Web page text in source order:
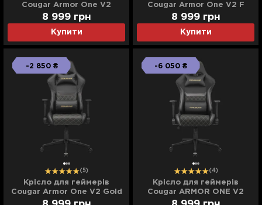
Cougar Armor One V2
(Black) (UA)
Купити
8 999 грн
Cougar Armor One V2 F
(Black) (UA)
Купити
8 999 грн
-2 850 ₴
(5)
Крісло для геймерів
Cougar Armor One V2 Gold
(Black) (UA)
-6 050 ₴
(4)
Крісло для геймерів
Cougar ARMOR ONE V2
GOLD F (Black) (UA)